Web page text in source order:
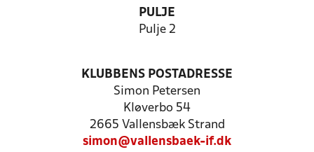
PULJE
Pulje 2
KLUBBENS POSTADRESSE
Simon Petersen
Kløverbo 54
2665 Vallensbæk Strand
simon@vallensbaek-if.dk